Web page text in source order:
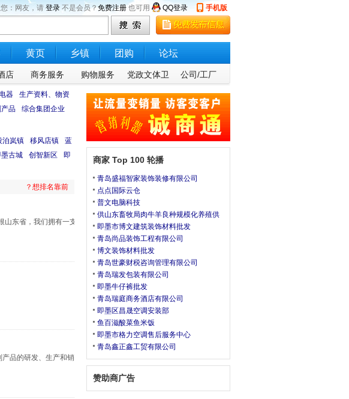
：网友，请 登录 不是会员？免费注册 也可用 QQ登录 手机版
黄页 乡镇 团购 论坛
店 商务服务 购物服务 党政文体卫 公司/工厂
器
生产资料、物资
品
综合集团企业
泊岚镇 移风店镇
蓝
墨古城 创智新区
即
？想排名靠前
东省，我们拥有一支
品的研发、生产和销
商家 Top 100 轮播
青岛盛福智家装饰装修有限公司
点点国际云仓
普文电脑科技
供山东畜牧局肉牛羊良种规模化养殖供
即墨市博文建筑装饰材料批发
青岛尚品装饰工程有限公司
博文装饰材料批发
青岛世豪财税咨询管理有限公司
青岛瑞发包装有限公司
即墨牛仔裤批发
青岛瑞庭商务酒店有限公司
即墨区昌晟空调安装部
鱼百滋酸菜鱼米饭
即墨市格力空调售后服务中心
青岛鑫正鑫工贸有限公司
赞助商广告